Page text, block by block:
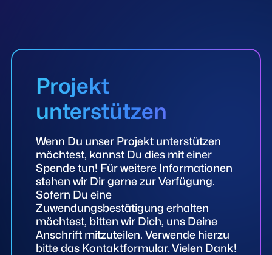
Projekt
unterstützen
Wenn Du unser Projekt unterstützen
möchtest, kannst Du dies mit einer
Spende tun! Für weitere Informationen
stehen wir Dir gerne zur Verfügung.
Sofern Du eine
Zuwendungsbestätigung erhalten
möchtest, bitten wir Dich, uns Deine
Anschrift mitzuteilen. Verwende hierzu
bitte das Kontaktformular. Vielen Dank!